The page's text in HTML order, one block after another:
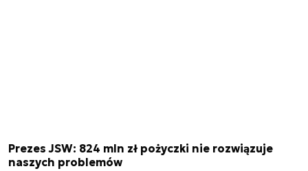
Prezes JSW: 824 mln zł pożyczki nie rozwiązuje
naszych problemów